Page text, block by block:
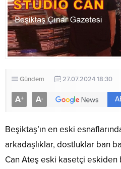
Gündem 27.07.2024 18:30
A+ A-
Beşiktaş’ın en eski
arkadaşlıklar, dostluklar ban
Can Ateş eski kasetçi